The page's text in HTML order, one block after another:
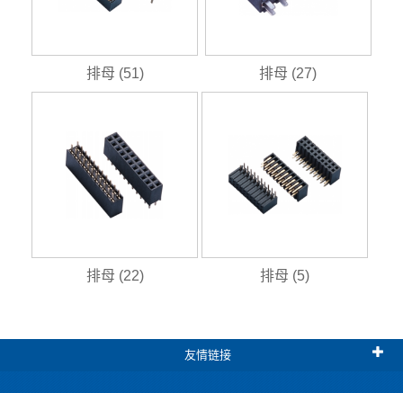
排母 (51) 排母 (27)
排母 (22) 排母 (5)
友情链接